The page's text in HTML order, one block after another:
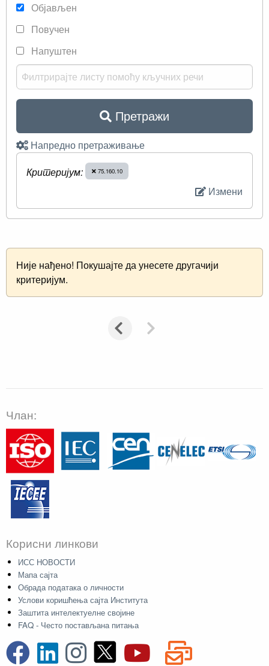
Објављен
Повучен
Напуштен
Претражи
Напредно претраживање
Критеријум:
75.160.10
Измени
Није нађено! Покушајте да унесете другачији
критеријум.
Члан:
Корисни линкови
ИСС НОВОСТИ
Мапа сајта
Обрада података о личности
Услови коришћења сајта Института
Заштита интелектуелне својине
FAQ - Често постављана питања